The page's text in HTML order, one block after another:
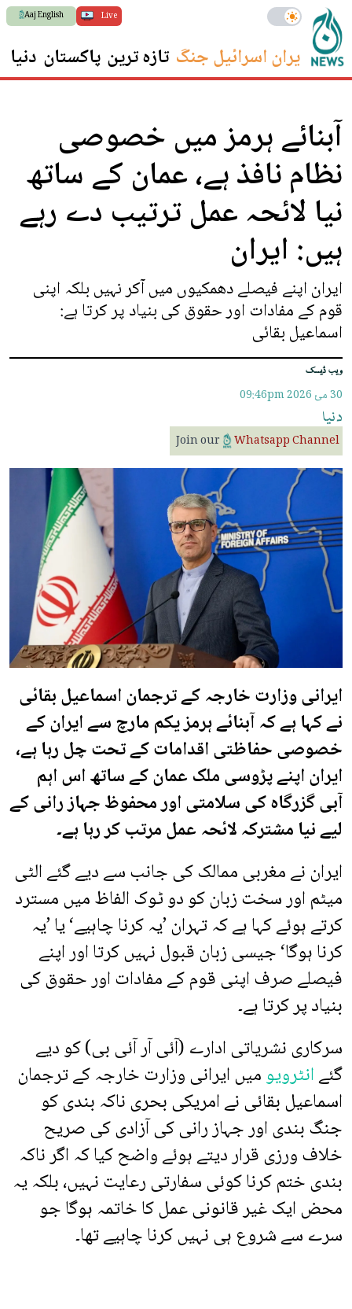
Live
Aaj English
ایران اسرائیل جنگ تازہ ترین پاکستان دنیا
آبنائے ہرمز میں خصوصی
نظام نافذ ہے، عمان کے ساتھ
نیا لائحہ عمل ترتیب دے رہے
ہیں: ایران
ایران اپنے فیصلے دھمکیوں میں آکر نہیں بلکہ اپنی
قوم کے مفادات اور حقوق کی بنیاد پر کرتا ہے:
اسماعیل بقائی
ویب ڈیسک
30 مئ 2026 09:46pm
دنیا
Join our Whatsapp Channel
ایرانی وزارت خارجہ کے ترجمان اسماعیل بقائی
نے کہا ہے کہ آبنائے ہرمز یکم مارچ سے ایران کے
خصوصی حفاظتی اقدامات کے تحت چل رہا ہے،
ایران اپنے پڑوسی ملک عمان کے ساتھ اس اہم
آبی گزرگاہ کی سلامتی اور محفوظ جہاز رانی کے
لیے نیا مشترکہ لائحہ عمل مرتب کر رہا ہے۔
ایران نے مغربی ممالک کی جانب سے دیے گئے الٹی
میٹم اور سخت زبان کو دو ٹوک الفاظ میں مسترد
کرتے ہوئے کہا ہے کہ تہران ’یہ کرنا چاہیے‘ یا ’یہ
کرنا ہوگا‘ جیسی زبان قبول نہیں کرتا اور اپنے
فیصلے صرف اپنی قوم کے مفادات اور حقوق کی
بنیاد پر کرتا ہے۔
سرکاری نشریاتی ادارے (آئی آر آئی بی) کو دیے
گئےانٹرویومیں ایرانی وزارت خارجہ کے ترجمان
اسماعیل بقائی نے امریکی بحری ناکہ بندی کو
جنگ بندی اور جہاز رانی کی آزادی کی صریح
خلاف ورزی قرار دیتے ہوئے واضح کیا کہ اگر ناکہ
بندی ختم کرنا کوئی سفارتی رعایت نہیں، بلکہ یہ
محض ایک غیر قانونی عمل کا خاتمہ ہوگا جو
سرے سے شروع ہی نہیں کرنا چاہیے تھا۔